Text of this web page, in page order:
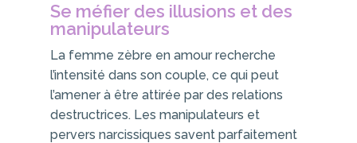
Se méfier des illusions et des
manipulateurs
La femme zèbre en amour recherche
l’intensité dans son couple, ce qui peut
l’amener à être attirée par des relations
destructrices. Les manipulateurs et
pervers narcissiques savent parfaitement